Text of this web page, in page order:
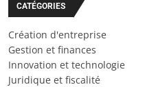
CATÉGORIES
Création d'entreprise
Gestion et finances
Innovation et technologie
Juridique et fiscalité